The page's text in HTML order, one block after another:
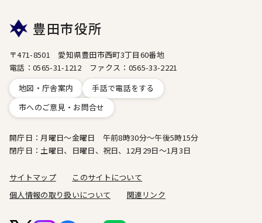
豊田市役所
〒471-8501 愛知県豊田市西町3丁目60番地
電話：0565-31-1212 ファクス：0565-33-2221
地図・庁舎案内
手話で電話をする
市へのご意見・お問合せ
開庁日：月曜日～金曜日 午前8時30分～午後5時15分
閉庁日：土曜日、日曜日、祝日、12月29日～1月3日
サイトマップ
このサイトについて
個人情報の取り扱いについて
関連リンク